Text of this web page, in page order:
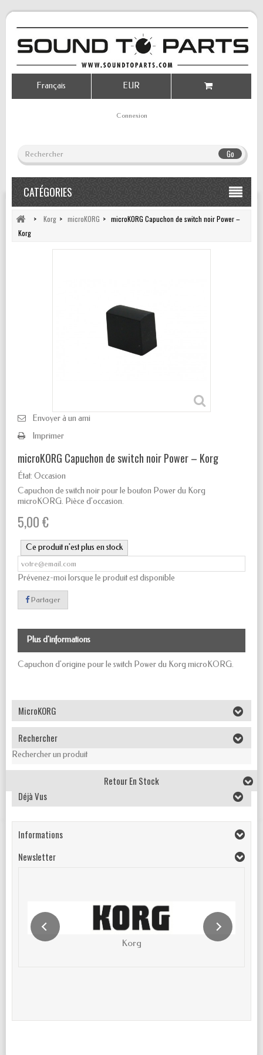
Go
Connexion
EUR
Français
CATÉGORIES
> Korg > microKORG > microKORG Capuchon de switch noir Power –
Korg
Envoyer à un ami
Imprimer
microKORG Capuchon de switch noir Power – Korg
État: Occasion
Capuchon de switch noir pour le bouton Power du Korg
microKORG. Pièce d'occasion.
5,00 €
Ce produit n'est plus en stock
Prévenez-moi lorsque le produit est disponible
Partager
Plus d'informations
Capuchon d'origine pour le switch Power du Korg microKORG.
MicroKORG
Rechercher
Rechercher un produit
Retour En Stock
Déjà Vus
Informations
Newsletter
Korg